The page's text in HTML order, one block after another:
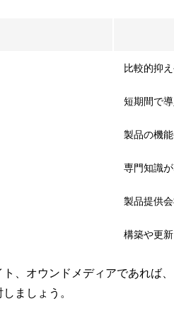
比較的抑
短期間で
製品の機
専門知識
製品提供
構築や更
、オウンドメディアであれば
ましょう。